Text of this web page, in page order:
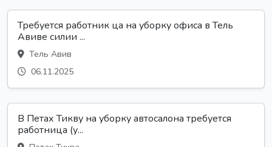
Требуется работник ца на уборку офиса в Тель
Авиве силии ...
Тель Авив
06.11.2025
В Петах Тикву на уборку автосалона требуется
работница (у...